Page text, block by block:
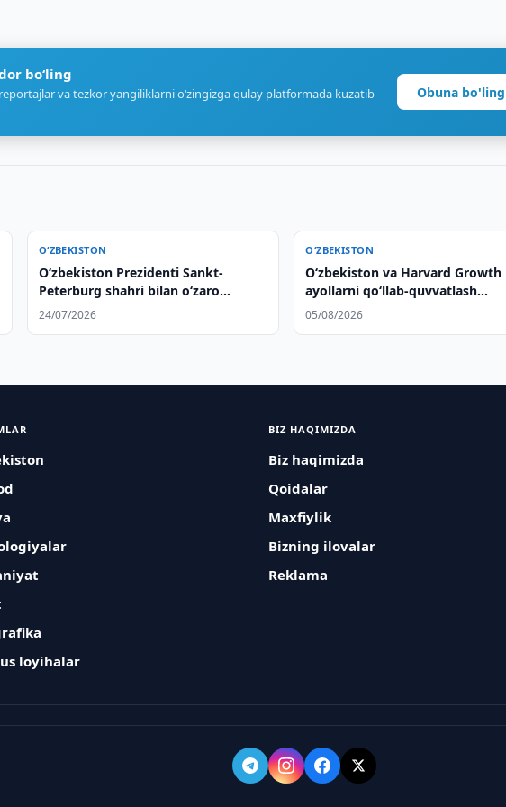
bo‘ling
va tezkor yangiliklarni o‘zingizga qulay platformada kuzatib
Obuna bo'ling
O‘ZBEKISTON
Oʻzbekiston Prezidenti Sankt-
Peterburg shahri bilan oʻzaro
manfaatli sheriklikni kengaytirish
24/07/2026
O‘ZBEKISTON
Oʻzbekiston va Harvard Growth
ayollarni qoʻllab-quvvatlash
masalalarini muhokama qilishdi
05/08/2026
loyihalar
BIZ HAQIMIZDA
Biz haqimizda
Qoidalar
Maxfiylik
Bizning ilovalar
Reklama